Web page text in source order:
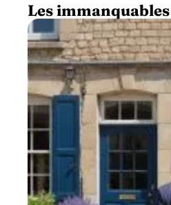
Les immanquables